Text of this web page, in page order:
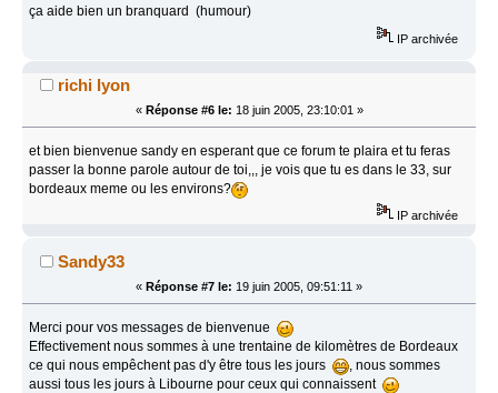
ça aide bien un branquard (humour)
IP archivée
richi lyon
« Réponse #6 le: 18 juin 2005, 23:10:01 »
et bien bienvenue sandy en esperant que ce forum te plaira et tu feras
passer la bonne parole autour de toi,,, je vois que tu es dans le 33, sur
bordeaux meme ou les environs?
IP archivée
Sandy33
« Réponse #7 le: 19 juin 2005, 09:51:11 »
Merci pour vos messages de bienvenue
Effectivement nous sommes à une trentaine de kilomètres de Bordeaux
ce qui nous empêchent pas d'y être tous les jours
, nous sommes
aussi tous les jours à Libourne pour ceux qui connaissent